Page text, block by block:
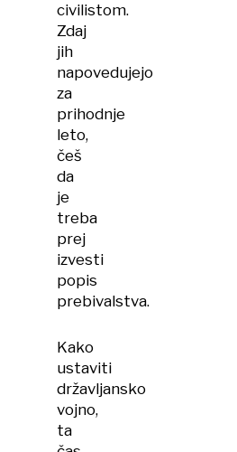
civilistom.
Zdaj
jih
napovedujejo
za
prihodnje
leto,
češ
da
je
treba
prej
izvesti
popis
prebivalstva.
Kako
ustaviti
državljansko
vojno,
ta